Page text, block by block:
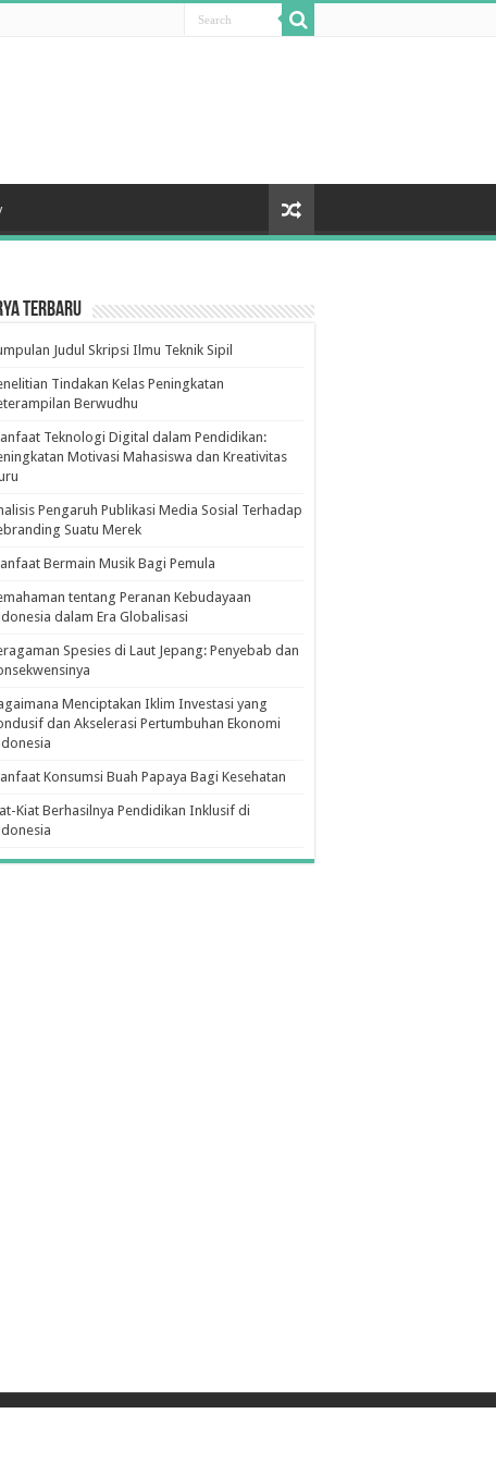
Terbaru
Judul Skripsi Ilmu Teknik Sipil
Tindakan Kelas Peningkatan
Berwudhu
Teknologi Digital dalam Pendidikan:
Motivasi Mahasiswa dan Kreativitas
Pengaruh Publikasi Media Sosial Terhadap
Suatu Merek
Bermain Musik Bagi Pemula
tentang Peranan Kebudayaan
dalam Era Globalisasi
Spesies di Laut Jepang: Penyebab dan
Menciptakan Iklim Investasi yang
dan Akselerasi Pertumbuhan Ekonomi
Konsumsi Buah Papaya Bagi Kesehatan
Kiat Berhasilnya Pendidikan Inklusif di